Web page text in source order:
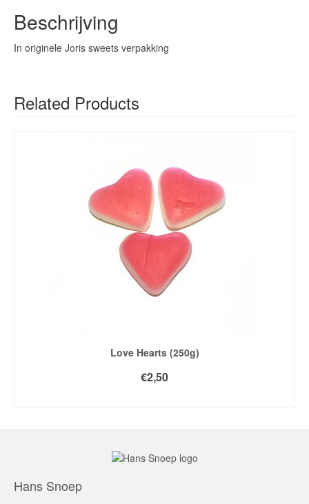
Beschrijving
In originele Joris sweets verpakking
Related Products
Love Hearts (250g)
€2,50
Hans Snoep